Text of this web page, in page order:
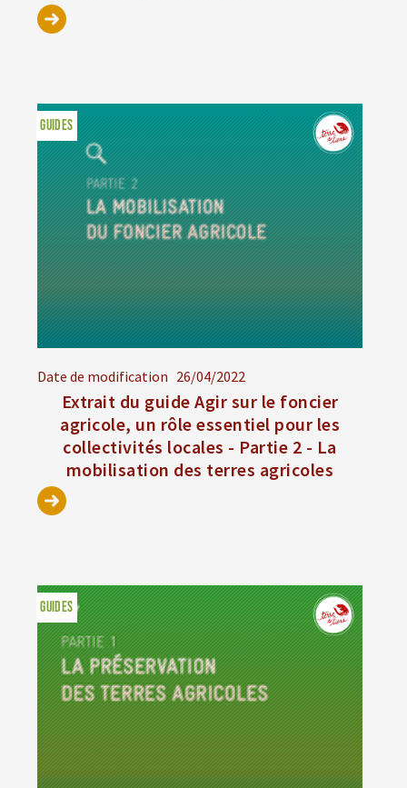
Date de modification 26/04/2022
Extrait du guide Agir sur le foncier
agricole, un rôle essentiel pour les
collectivités locales - Partie 2 - La
mobilisation des terres agricoles
GUIDES
GUIDES